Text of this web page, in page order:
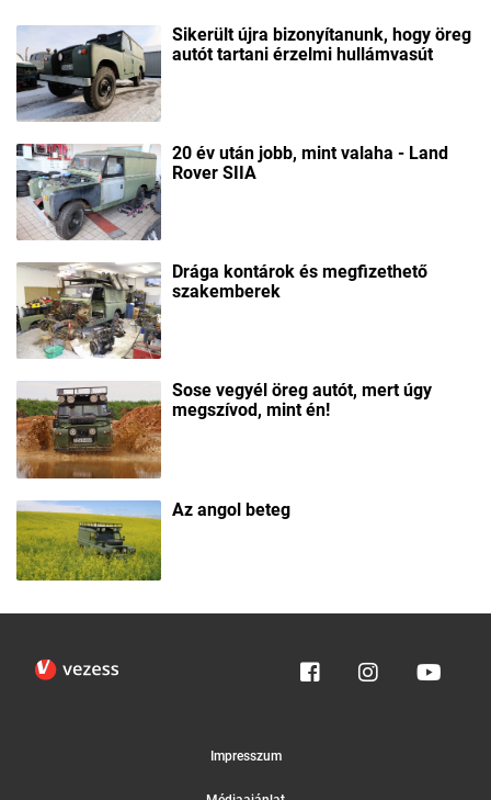
Sikerült újra bizonyítanunk, hogy öreg
autót tartani érzelmi hullámvasút
20 év után jobb, mint valaha - Land
Rover SIIA
Drága kontárok és megfizethető
szakemberek
Sose vegyél öreg autót, mert úgy
megszívod, mint én!
Az angol beteg
Impresszum